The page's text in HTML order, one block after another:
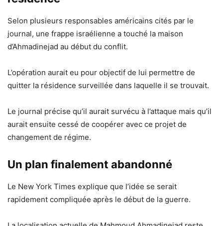
Selon plusieurs responsables américains cités par le
journal, une frappe israélienne a touché la maison
d’Ahmadinejad au début du conflit.
L’opération aurait eu pour objectif de lui permettre de
quitter la résidence surveillée dans laquelle il se trouvait.
Le journal précise qu’il aurait survécu à l’attaque mais qu’il
aurait ensuite cessé de coopérer avec ce projet de
changement de régime.
Un plan finalement abandonné
Le New York Times explique que l’idée se serait
rapidement compliquée après le début de la guerre.